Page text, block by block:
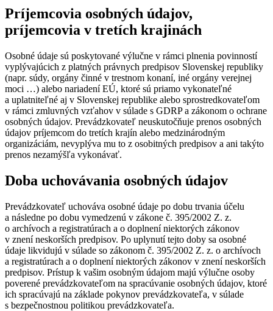
Príjemcovia osobných údajov,
príjemcovia v tretích krajinách
Osobné údaje sú poskytované výlučne v rámci plnenia povinností
vyplývajúcich z platných právnych predpisov Slovenskej republiky
(napr. súdy, orgány činné v trestnom konaní, iné orgány verejnej
moci …) alebo nariadení EÚ, ktoré sú priamo vykonateľné
a uplatniteľné aj v Slovenskej republike alebo sprostredkovateľom
v rámci zmluvných vzťahov v súlade s GDRP a zákonom o ochrane
osobných údajov. Prevádzkovateľ neuskutočňuje prenos osobných
údajov príjemcom do tretích krajín alebo medzinárodným
organizáciám, nevyplýva mu to z osobitných predpisov a ani takýto
prenos nezamýšľa vykonávať.
Doba uchovávania osobných údajov
Prevádzkovateľ uchováva osobné údaje po dobu trvania účelu
a následne po dobu vymedzenú v zákone č. 395/2002 Z. z.
o archívoch a registratúrach a o doplnení niektorých zákonov
v znení neskorších predpisov. Po uplynutí tejto doby sa osobné
údaje likvidujú v súlade so zákonom č. 395/2002 Z. z. o archívoch
a registratúrach a o doplnení niektorých zákonov v znení neskorších
predpisov. Prístup k vašim osobným údajom majú výlučne osoby
poverené prevádzkovateľom na spracúvanie osobných údajov, ktoré
ich spracúvajú na základe pokynov prevádzkovateľa, v súlade
s bezpečnostnou politikou prevádzkovateľa.